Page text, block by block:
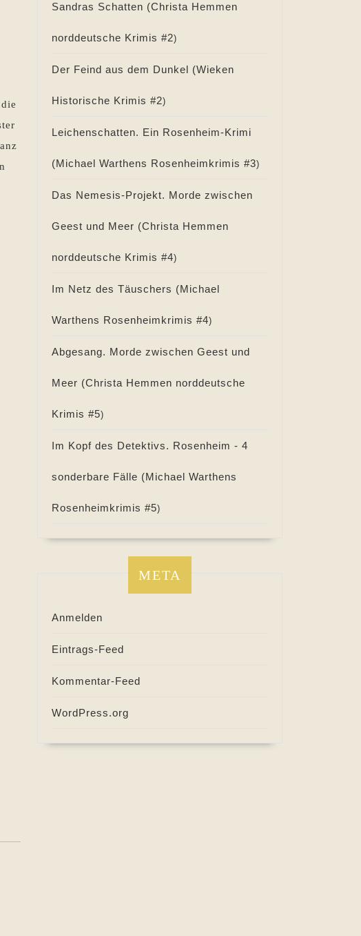
Sandras Schatten (Christa Hemmen
norddeutsche Krimis #2)
Der Feind aus dem Dunkel (Wieken
Historische Krimis #2)
Leichenschatten. Ein Rosenheim-Krimi
(Michael Warthens Rosenheimkrimis #3)
Das Nemesis-Projekt. Morde zwischen
Geest und Meer (Christa Hemmen
norddeutsche Krimis #4)
Im Netz des Täuschers (Michael
Warthens Rosenheimkrimis #4)
Abgesang. Morde zwischen Geest und
Meer (Christa Hemmen norddeutsche
Krimis #5)
Im Kopf des Detektivs. Rosenheim - 4
sonderbare Fälle (Michael Warthens
Rosenheimkrimis #5)
META
Anmelden
Eintrags-Feed
Kommentar-Feed
WordPress.org